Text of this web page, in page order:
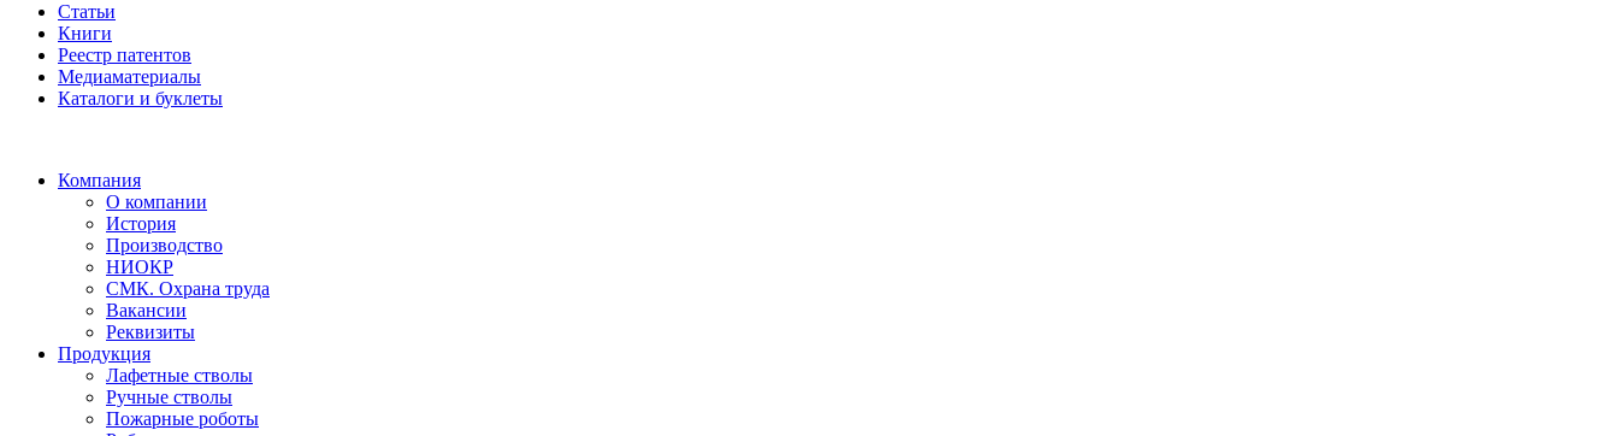
Статьи
Книги
Реестр патентов
Медиаматериалы
Каталоги и буклеты
Компания
О компании
История
Производство
НИОКР
СМК. Охрана труда
Вакансии
Реквизиты
Продукция
Лафетные стволы
Ручные стволы
Пожарные роботы